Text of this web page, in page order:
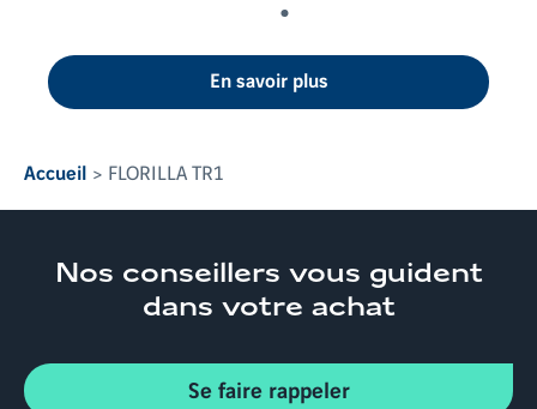
En savoir plus
Accueil FLORILLA TR1
Nos conseillers vous guident
dans votre achat
Se faire rappeler